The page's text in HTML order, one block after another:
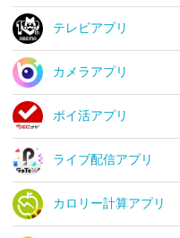
テレビアプリ
カメラアプリ
ポイ活アプリ
ライブ配信アプリ
カロリー計算アプリ